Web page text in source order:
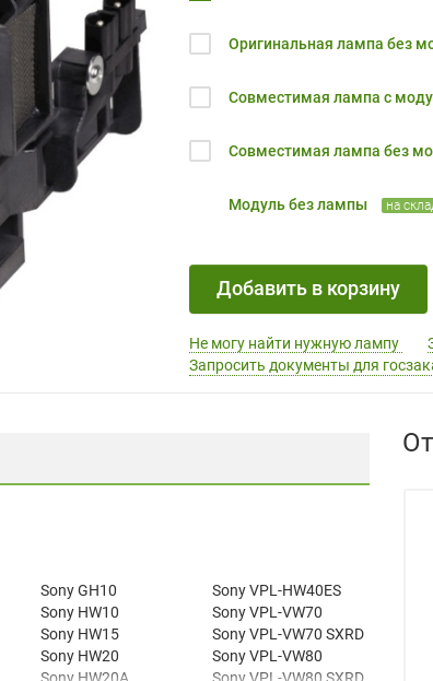
Оригинальная лампа без
Совместимая лампа с
Совместимая лампа без
Модуль без лампы на
Добавить в корзину
Не могу найти нужную лампу
Запросить документы для
Sony GH10
Sony HW10
Sony HW15
Sony HW20
Sony HW20A
Sony VPL-HW40ES
Sony VPL-VW70
Sony VPL-VW70 SXRD
Sony VPL-VW80
Sony VPL-VW80 SXRD